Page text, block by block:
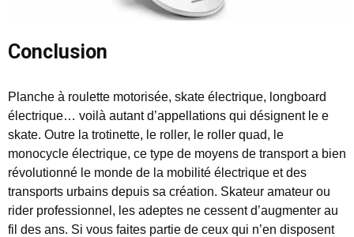
Conclusion
Planche à roulette motorisée, skate électrique, longboard
électrique… voilà autant d’appellations qui désignent le e
skate. Outre la trotinette, le roller, le roller quad, le
monocycle électrique, ce type de moyens de transport a bien
révolutionné le monde de la mobilité électrique et des
transports urbains depuis sa création. Skateur amateur ou
rider professionnel, les adeptes ne cessent d’augmenter au
fil des ans. Si vous faites partie de ceux qui n’en disposent